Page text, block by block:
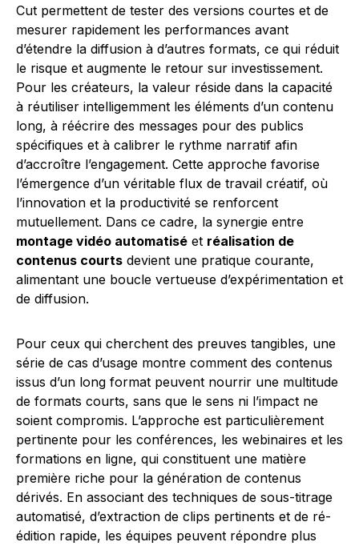
Cut permettent de tester des versions courtes et de
mesurer rapidement les performances avant
d’étendre la diffusion à d’autres formats, ce qui réduit
le risque et augmente le retour sur investissement.
Pour les créateurs, la valeur réside dans la capacité
à réutiliser intelligemment les éléments d’un contenu
long, à réécrire des messages pour des publics
spécifiques et à calibrer le rythme narratif afin
d’accroître l’engagement. Cette approche favorise
l’émergence d’un véritable flux de travail créatif, où
l’innovation et la productivité se renforcent
mutuellement. Dans ce cadre, la synergie entre
montage vidéo automatisé et réalisation de
contenus courts devient une pratique courante,
alimentant une boucle vertueuse d’expérimentation et
de diffusion.
Pour ceux qui cherchent des preuves tangibles, une
série de cas d’usage montre comment des contenus
issus d’un long format peuvent nourrir une multitude
de formats courts, sans que le sens ni l’impact ne
soient compromis. L’approche est particulièrement
pertinente pour les conférences, les webinaires et les
formations en ligne, qui constituent une matière
première riche pour la génération de contenus
dérivés. En associant des techniques de sous-titrage
automatisé, d’extraction de clips pertinents et de ré-
édition rapide, les équipes peuvent répondre plus